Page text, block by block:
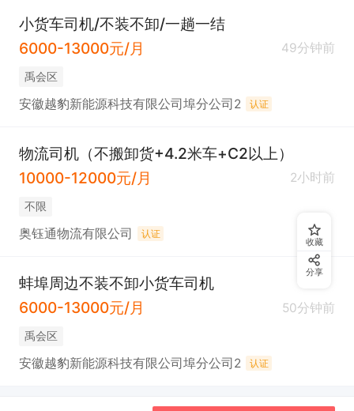
小货车司机/不装不卸/一趟一结
6000-13000元/月
49分钟前
禹会区
安徽越豹新能源科技有限公司埠分公司2 认证
物流司机（不搬卸货+4.2米车+C2以上）
10000-12000元/月
2小时前
不限
奥钰通物流有限公司 认证
蚌埠周边不装不卸小货车司机
6000-13000元/月
50分钟前
禹会区
安徽越豹新能源科技有限公司埠分公司2 认证
收藏
分享